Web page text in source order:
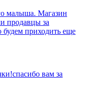
малыша. Магазин
продавцы за
приходить еще
вам за